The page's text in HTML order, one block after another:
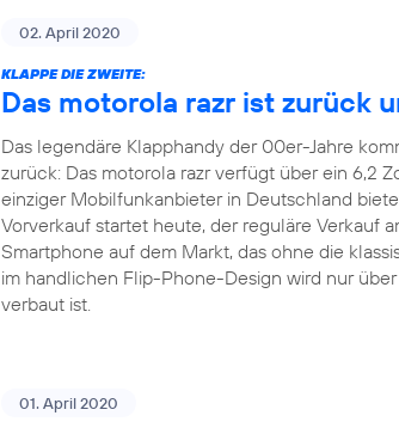
02. April 2020
KLAPPE DIE ZWEITE:
Das motorola razr ist zurück
Das legendäre Klapphandy der 00er-Jahre
zurück: Das motorola razr verfügt über ein 6,2
einziger Mobilfunkanbieter in Deutschland
Vorverkauf startet heute, der reguläre Verkauf
Smartphone auf dem Markt, das ohne die
im handlichen Flip-Phone-Design wird nur
verbaut ist.
01. April 2020